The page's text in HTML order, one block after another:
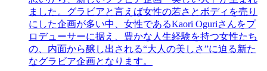
ました。グラビアと言えば女性の若さとボディを売り
にした企画が多い中、女性であるKaori Oguriさんをプ
ロデューサーに据え、豊かな人生経験を持つ女性たち
の、内面から醸し出される“大人の美しさ”に迫る新た
なグラビア企画となります。